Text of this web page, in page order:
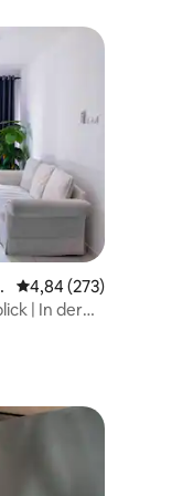
Bewertungen
Durchschnittliche
4,84 (273)
| In der